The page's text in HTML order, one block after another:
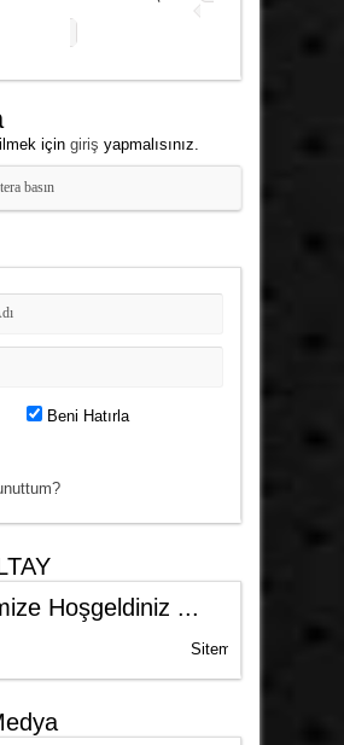
için giriş yapmalısınız.
Beni Hatırla
Hoşgeldiniz ...
Sitemize üye olarak,